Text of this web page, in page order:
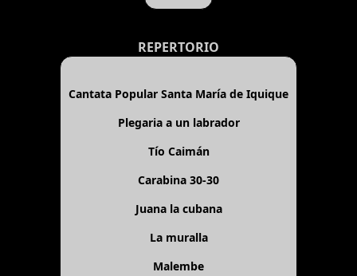
REPERTORIO
Cantata Popular Santa María de Iquique
Plegaria a un labrador
Tío Caimán
Carabina 30-30
Juana la cubana
La muralla
Malembe